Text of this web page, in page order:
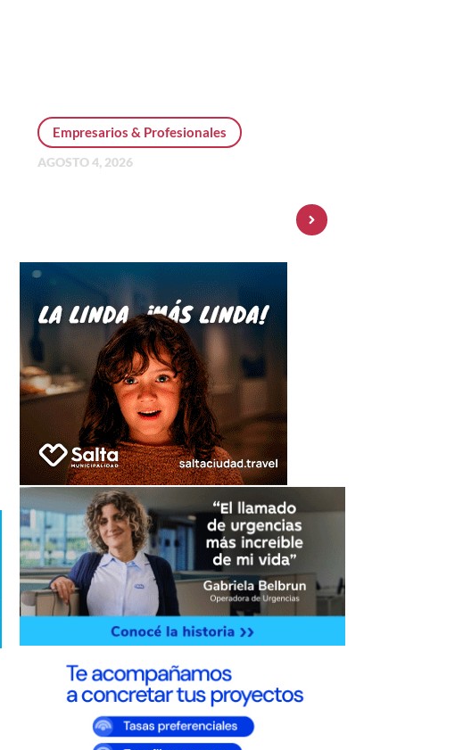
Empresarios & Profesionales
AGOSTO 4, 2026